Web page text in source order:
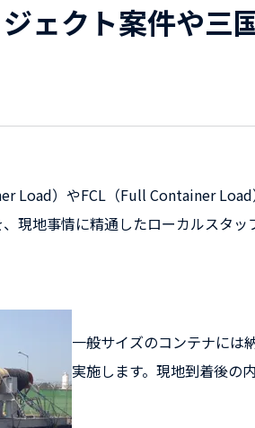
ェクト案件や三
Load）やFCL（Full Container
現地事情に精通したローカルスタッ
一般サイズのコンテナには
実施します。現地到着後の